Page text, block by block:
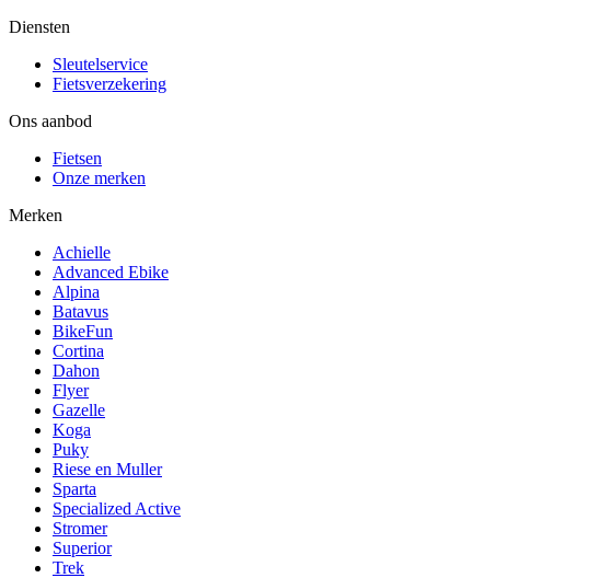
Diensten
Sleutelservice
Fietsverzekering
Ons aanbod
Fietsen
Onze merken
Merken
Achielle
Advanced Ebike
Alpina
Batavus
BikeFun
Cortina
Dahon
Flyer
Gazelle
Koga
Puky
Riese en Muller
Sparta
Specialized Active
Stromer
Superior
Trek